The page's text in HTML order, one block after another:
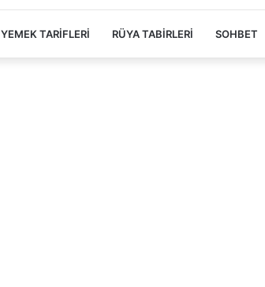
YEMEK TARIFLERI RÜYA TABIRLERI SOHBET